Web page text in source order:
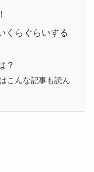
くらぐらいする
？
こんな記事も読ん